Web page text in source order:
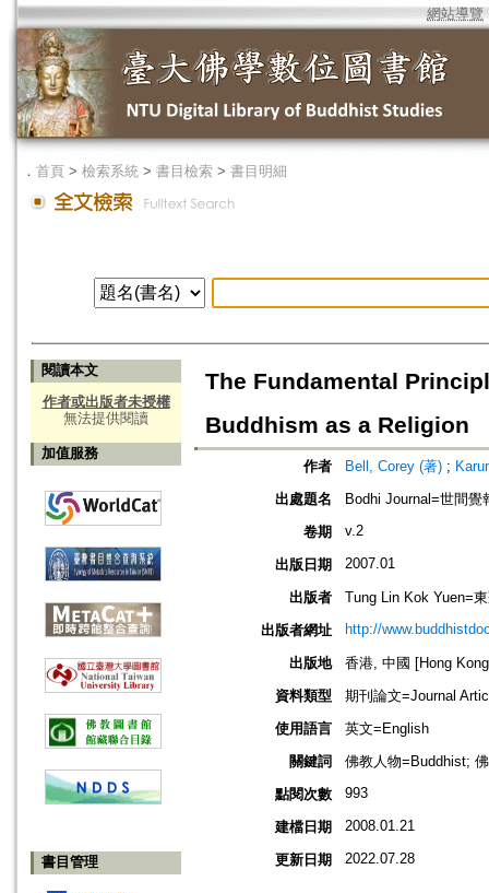
網站導覽
． 首頁 > 檢索系統 > 書目檢索 > 書目明細
閱讀本文
作者或出版者未授權
無法提供閱讀
加值服務
書目管理
The Fundamental
Buddhism as a Religion
作者 Bell, Corey (著) ;
出處題名
Bodhi Journal=世間覺
卷期
v.2
出版日期 2007.01
出版者
Tung Lin Kok Yuen=
出版者網址
http://
出版地
香港, 中國 [Hong
資料類型
期刊論文=Journal
使用語言
英文=English
關鍵詞
佛教人物=Buddhist;
點閱次數
993
建檔日期 2008.01.21
更新日期 2022.07.28